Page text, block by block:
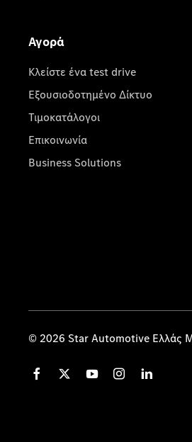
Αγορά
Κλείστε ένα test drive
Εξουσιοδοτημένο Δίκτυο
Τιμοκατάλογοι
Επικοινωνία
Business Solutions
© 2026 Star Automotive Ελλάς